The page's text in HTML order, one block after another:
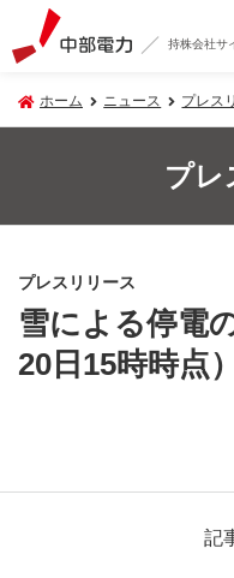
持株会社サ
ホーム ニュース プレス
プレ
プレスリリース
雪による停電
20日15時時点）
記